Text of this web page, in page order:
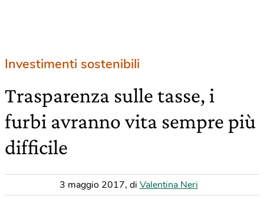
Investimenti sostenibili
Trasparenza sulle tasse, i
furbi avranno vita sempre più
difficile
3 maggio 2017, di Valentina Neri